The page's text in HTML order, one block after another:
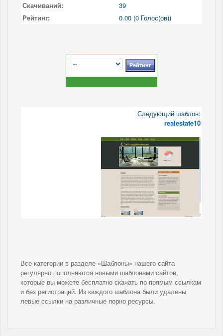
Скачиваний:
39
Рейтинг:
0.00 (0 Голос(ов))
Следующий шаблон:
realestate10
Все категории в разделе «Шаблоны» нашего сайта
регулярно пополняются новыми шаблонами сайтов,
которые вы можете бесплатно скачать по прямым ссылкам
и без регистраций. Из каждого шаблона были удалены
левые ссылки на различные порно ресурсы.